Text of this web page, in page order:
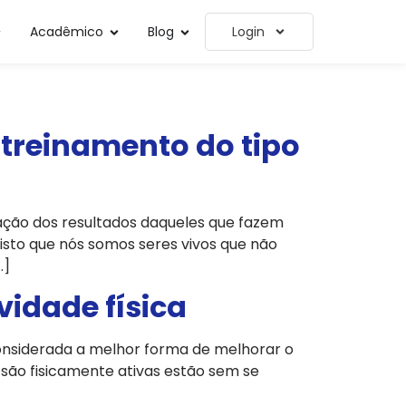
Acadêmico Blog Login
do tipo
dos resultados daqueles que fazem
que nós somos seres vivos que não
física
a melhor forma de melhorar o
fisicamente ativas estão sem se